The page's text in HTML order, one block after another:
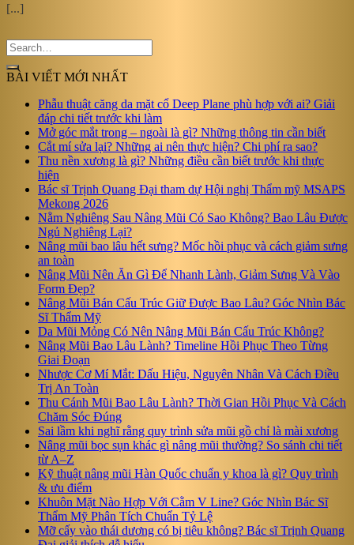
[...]
BÀI VIẾT MỚI NHẤT
Phẫu thuật căng da mặt cổ Deep Plane phù hợp với ai? Giải
đáp chi tiết trước khi làm
Mở góc mắt trong – ngoài là gì? Những thông tin cần biết
Cắt mí sửa lại? Những ai nên thực hiện? Chi phí ra sao?
Thu nền xương là gì? Những điều cần biết trước khi thực
hiện
Bác sĩ Trịnh Quang Đại tham dự Hội nghị Thẩm mỹ MSAPS
Mekong 2026
Nằm Nghiêng Sau Nâng Mũi Có Sao Không? Bao Lâu Được
Ngủ Nghiêng Lại?
Nâng mũi bao lâu hết sưng? Mốc hồi phục và cách giảm sưng
an toàn
Nâng Mũi Nên Ăn Gì Để Nhanh Lành, Giảm Sưng Và Vào
Form Đẹp?
Nâng Mũi Bán Cấu Trúc Giữ Được Bao Lâu? Góc Nhìn Bác
Sĩ Thẩm Mỹ
Da Mũi Mỏng Có Nên Nâng Mũi Bán Cấu Trúc Không?
Nâng Mũi Bao Lâu Lành? Timeline Hồi Phục Theo Từng
Giai Đoạn
Nhược Cơ Mí Mắt: Dấu Hiệu, Nguyên Nhân Và Cách Điều
Trị An Toàn
Thu Cánh Mũi Bao Lâu Lành? Thời Gian Hồi Phục Và Cách
Chăm Sóc Đúng
Sai lầm khi nghĩ rằng quy trình sửa mũi gồ chỉ là mài xương
Nâng mũi bọc sụn khác gì nâng mũi thường? So sánh chi tiết
từ A–Z
Kỹ thuật nâng mũi Hàn Quốc chuẩn y khoa là gì? Quy trình
& ưu điểm
Khuôn Mặt Nào Hợp Với Cằm V Line? Góc Nhìn Bác Sĩ
Thẩm Mỹ Phân Tích Chuẩn Tỷ Lệ
Mỡ cấy vào thái dương có bị tiêu không? Bác sĩ Trịnh Quang